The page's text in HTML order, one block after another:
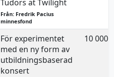
Tudors at Twilight
Från: Fredrik Pacius
minnesfond
För experimentet
med en ny form av
utbildningsbaserad
konsert
10 000